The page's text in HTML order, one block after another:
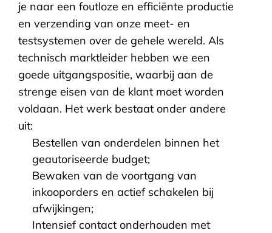
je naar een foutloze en efficiënte productie
en verzending van onze meet- en
testsystemen over de gehele wereld. Als
technisch marktleider hebben we een
goede uitgangspositie, waarbij aan de
strenge eisen van de klant moet worden
voldaan. Het werk bestaat onder andere
uit:
Bestellen van onderdelen binnen het
geautoriseerde budget;
Bewaken van de voortgang van
inkooporders en actief schakelen bij
afwijkingen;
Intensief contact onderhouden met